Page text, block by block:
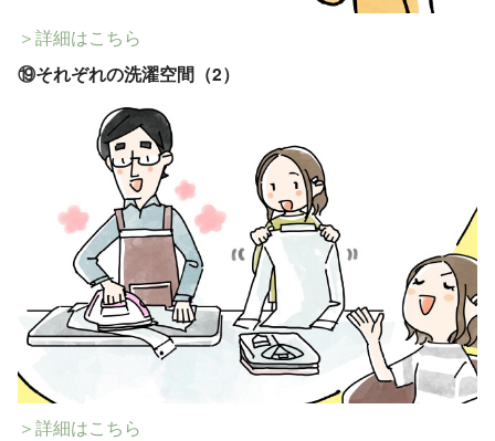
＞詳細はこちら
⑲それぞれの洗濯空間（2）
＞詳細はこちら